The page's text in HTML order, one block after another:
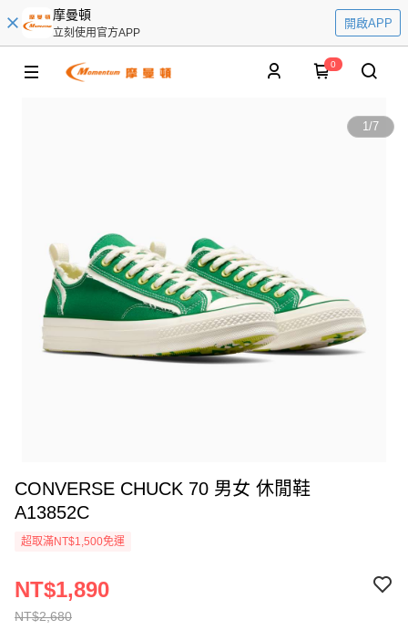
摩曼頓
立刻使用官方APP
開啟APP
0
1/7
CONVERSE CHUCK 70 男女 休閒鞋
A13852C
超取滿NT$1,500免運
NT$2,680
NT$1,890